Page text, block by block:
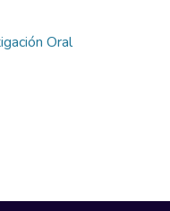
Oral